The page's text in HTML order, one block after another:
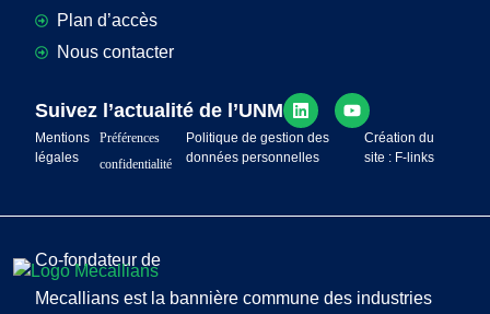
Plan d’accès
Nous contacter
Suivez l’actualité de l’UNM
Mentions
légales
Préférences
confidentialité
Politique de gestion des
données personnelles
Création du
site : F-links
Co-fondateur de
Mecallians est la bannière commune des industries